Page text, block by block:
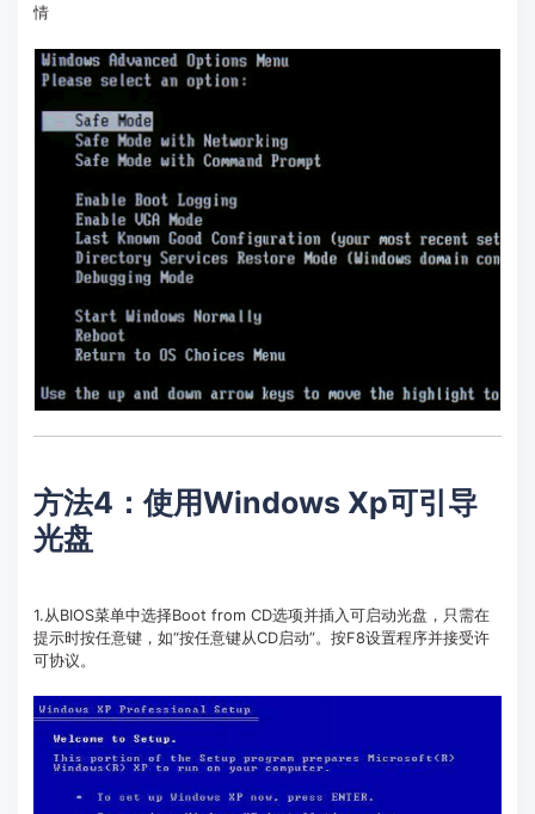
情
方法4：使用Windows Xp可引导
光盘
1.从BIOS菜单中选择Boot from CD选项并插入可启动光盘，只需在
提示时按任意键，如“按任意键从CD启动”。按F8设置程序并接受许
可协议。